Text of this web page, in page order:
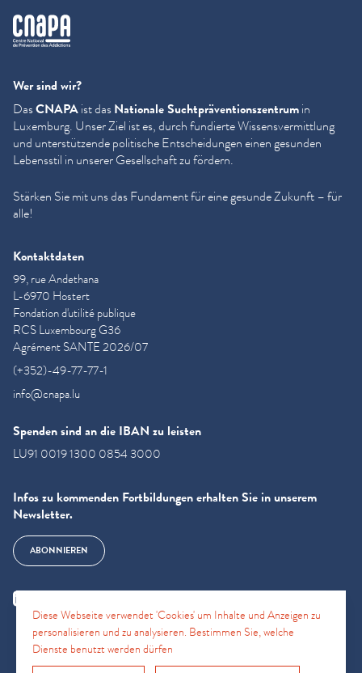
cnapa
Wer sind wir?
DasCNAPAist dasNationale Sucht­präven­tion­szen­trumin
Luxemburg. Unser Ziel ist es, durch fundierte Wis­sensver­mit­tlung
und unter­stützende politische Entschei­dun­gen einen gesunden
Lebensstil in unserer Gesellschaft zu fördern.
Stärken Sie mit uns das Fundament für eine gesunde Zukunft – für
alle!
Kontaktdaten
99, rue Andethana
L-6970 Hostert
Fondation d'utilité publique
RCS Luxembourg G36
Agrément SANTE 2026/07
(+352)-49-77-77-1
info@cnapa.lu
Spenden sind an die IBAN zu leisten
LU91 0019 1300 0854 3000
Infos zu kommenden Fortbildungen erhalten Sie in unserem
Newsletter.
ABONNIEREN
Diese Webseite verwendet 'Cookies' um Inhalte und Anzeigen zu
personalisieren und zu analysieren. Bestimmen Sie, welche
Dienste benutzt werden dürfen